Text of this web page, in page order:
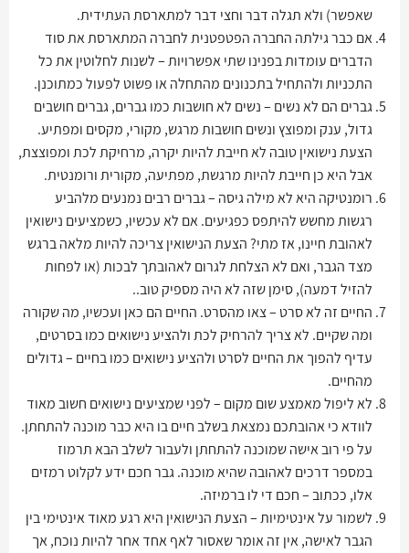
שאפשר) ולא תגלה דבר וחצי דבר למתארסת העתידית.
אם כבר גילתה החברה הפטפטנית לחברה המתארסת את סוד
הדברים עומדות בפנינו שתי אפשרויות – לשנות לחלוטין את כל
התכניות ולהתחיל בתכנונים מהתחלה או פשוט לפעול כמתוכנן.
גברים הם לא נשים – נשים לא חושבות כמו גברים, גברים חושבים
גדול, ענק ומפוצץ ונשים חושבות מרגש, מקורי, מקסים ומפתיע.
הצעת נישואין טובה לא חייבת להיות יקרה, מרחיקת לכת ומפוצצת,
אבל היא כן חייבת להיות מרגשת, מפתיעה, מקורית ורומנטית.
רומנטיקה היא לא מילה גיסה – גברים רבים נמנעים מלהביע
רגשות מחשש להיתפס כפגיעים. אם לא עכשיו, כשמציעים נישואין
לאהובת חיינו, אז מתי? הצעת הנישואין צריכה להיות מלאה ברגש
מצד הגבר, ואם לא הצלחת לגרום לאהובתך לבכות (או לפחות
להזיל דמעה), סימן שזה לא היה מספיק טוב..
החיים זה לא סרט – צאו מהסרט. החיים הם כאן ועכשיו, מה שקורה
ומה שקיים. לא צריך להרחיק לכת ולהציע נישואים כמו בסרטים,
עדיף להפוך את החיים לסרט ולהציע נישואים כמו בחיים – גדולים
מהחיים.
לא ליפול מאמצע שום מקום – לפני שמציעים נישואים חשוב מאוד
לוודא כי אהובתכם נמצאת בשלב חיים בו היא כבר מוכנה להתחתן.
על פי רוב אישה שמוכנה להתחתן ולעבור לשלב הבא תרמוז
במספר דרכים לאהובה שהיא מוכנה. גבר חכם ידע לקלוט רמזים
אלו, ככתוב – חכם די לו ברמיזה.
לשמור על אינטימיות – הצעת הנישואין היא רגע מאוד אינטימי בין
הגבר לאישה, אין זה אומר שאסור לאף אחד אחר להיות נוכח, אך